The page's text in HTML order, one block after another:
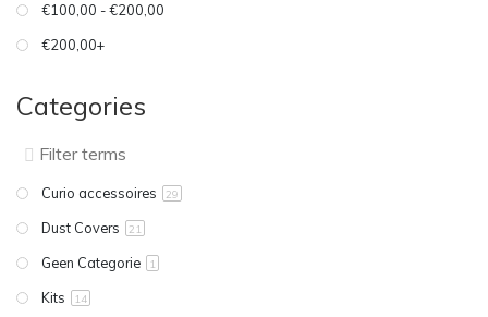
€100,00 - €200,00
€200,00+
Categories
Curio accessoires 29
Dust Covers 21
Geen Categorie 1
Kits 14